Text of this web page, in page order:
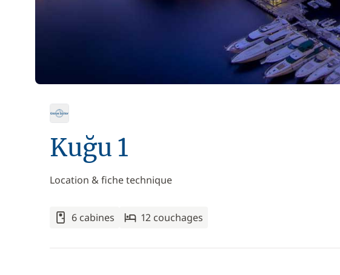
Kuğu 1
Location & fiche technique
6 cabines 12 couchages